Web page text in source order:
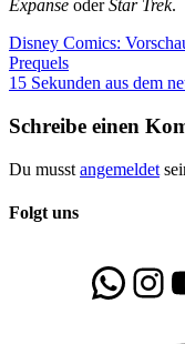
Expanse oderStar Trek.
Vorheriger
Beitrag:
Disney Comics:
Prequels
Nächster
15 Sekunden aus dem
Schreibe einen
Du musst angemeldet
Folgt uns
Folgt